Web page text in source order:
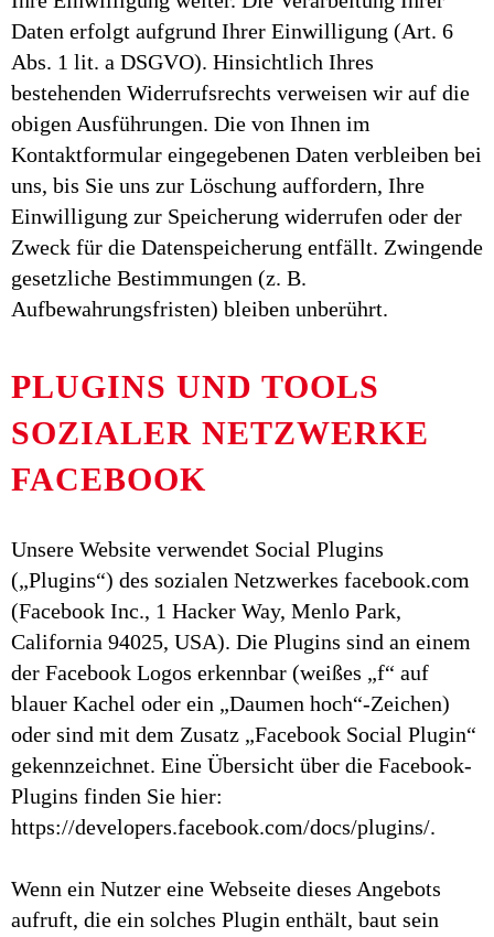
Daten erfolgt aufgrund Ihrer Einwilligung (Art. 6
Abs. 1 lit. a DSGVO). Hinsichtlich Ihres
bestehenden Widerrufsrechts verweisen wir auf die
obigen Ausführungen. Die von Ihnen im
Kontaktformular eingegebenen Daten verbleiben bei
uns, bis Sie uns zur Löschung auffordern, Ihre
Einwilligung zur Speicherung widerrufen oder der
Zweck für die Datenspeicherung entfällt. Zwingende
gesetzliche Bestimmungen (z. B.
Aufbewahrungsfristen) bleiben unberührt.
PLUGINS UND TOOLS
SOZIALER NETZWERKE
FACEBOOK
Unsere Website verwendet Social Plugins
(„Plugins“) des sozialen Netzwerkes facebook.com
(Facebook Inc., 1 Hacker Way, Menlo Park,
California 94025, USA). Die Plugins sind an einem
der Facebook Logos erkennbar (weißes „f“ auf
blauer Kachel oder ein „Daumen hoch“-Zeichen)
oder sind mit dem Zusatz „Facebook Social Plugin“
gekennzeichnet. Eine Übersicht über die Facebook-
Plugins finden Sie hier:
https://developers.facebook.com/docs/plugins/.
Wenn ein Nutzer eine Webseite dieses Angebots
aufruft, die ein solches Plugin enthält, baut sein